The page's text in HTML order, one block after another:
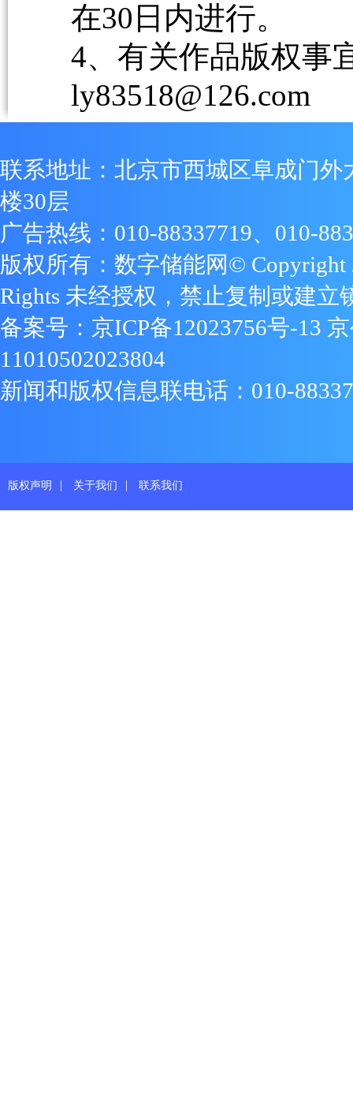
在30日内进行。
4、有关作品版权事
ly83518@126.com
联系地址：北京市西城区阜成门外
楼30层
广告热线：010-88337719、010-
版权所有：数字储能网© Copyright
Rights 未经授权，禁止复制或建立
备案号： 京ICP备12023756号-13
11010502023804
新闻和版权信息联电话：010-
版权声明 | 关于我们 | 联系我们